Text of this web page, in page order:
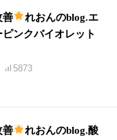
善
れおんのblog.エ
ピンクバイオレット
5873
善
れおんのblog.酸